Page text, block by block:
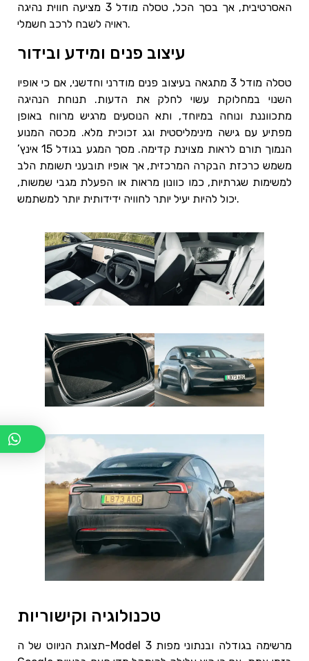
האסרטיבית, אך בסך הכל, טסלה מודל 3 מציעה חווית נהיגה
ראויה לשבח לרכב חשמלי.
עיצוב פנים ומידע ובידור
טסלה מודל 3 מתגאה בעיצוב פנים מודרני וחדשני, אם כי אופיו
השנוי במחלוקת עשוי לחלק את הדעות. תנוחת הנהיגה
מתכווננת ונוחה במיוחד, ותא הנוסעים מרגיש מרווח באופן
מפתיע עם גישה מינימליסטית וגג זכוכית מלא. מכסה המנוע
הנמוך תורם לראות מצוינת קדימה. מסך המגע בגודל 15 אינץ’
משמש כרכזת הבקרה המרכזית, אך אופיו תובעני תשומת הלב
למשימות שגרתיות, כמו כוונון מראות או הפעלת מגבי שמשות,
יכול להיות יעיל יותר לחוויה ידידותית יותר למשתמש.
טכנולוגיה וקישוריות
תצוגת הניווט של ה-Model 3 מרשימה בגודלה ובנתוני מפות